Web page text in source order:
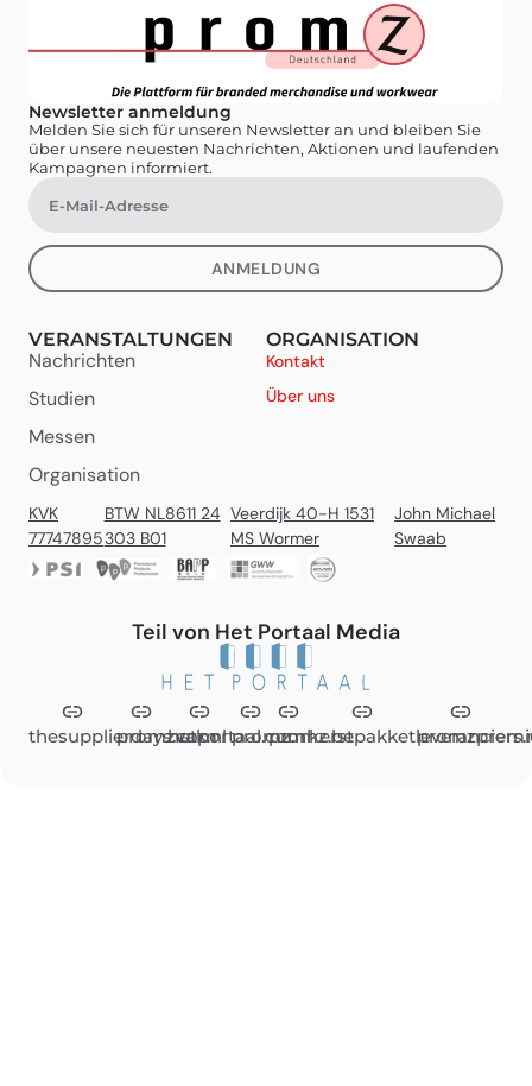
Newsletter anmeldung
Melden Sie sich für unseren Newsletter an und bleiben Sie
über unsere neuesten Nachrichten, Aktionen und laufenden
Kampagnen informiert.
ANMELDUNG
VERANSTALTUNGEN
Nachrichten
Studien
Messen
Organisation
ORGANISATION
Kontakt
Über uns
KVK
77747895
BTW NL8611 24
303 B01
Veerdijk 40-H 1531
MS Wormer
John Michael
Swaab
Teil von Het Portaal Media
thesupplierdays.com
promzvak.nl
hetportaal.com
promz.nl
promz.be